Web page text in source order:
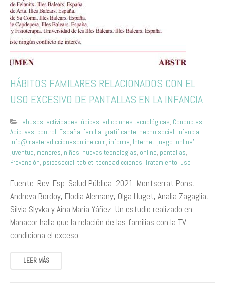
HÁBITOS FAMILARES RELACIONADOS CON EL
USO EXCESIVO DE PANTALLAS EN LA INFANCIA
abusos, actividades lúdicas, adicciones tecnológicas, Conductas
Adictivas, control, España, familia, gratificante, hecho social, infancia,
info@masteradiccionesonline.com, informe, Internet, juego 'online',
juventud, menores, niños, nuevas tecnologías, online, pantallas,
Prevención, psicosocial, tablet, tecnoadicciones, Tratamiento, uso
Fuente: Rev. Esp. Salud Pública. 2021. Montserrat Pons,
Andreva Bordoy, Elodia Alemany, Olga Huget, Analia Zagaglia,
Silvia Slyvka y Aina María Yáñez. Un estudio realizado en
Manacor halla que la relación de las familias con la TV
condiciona el exceso…
LEER MÁS